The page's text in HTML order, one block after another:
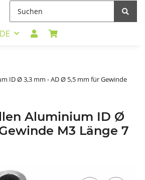
DE
ID Ø 3,3 mm - AD Ø 5,5 mm für Gewinde
Aluminium ID Ø
M3 Länge 7